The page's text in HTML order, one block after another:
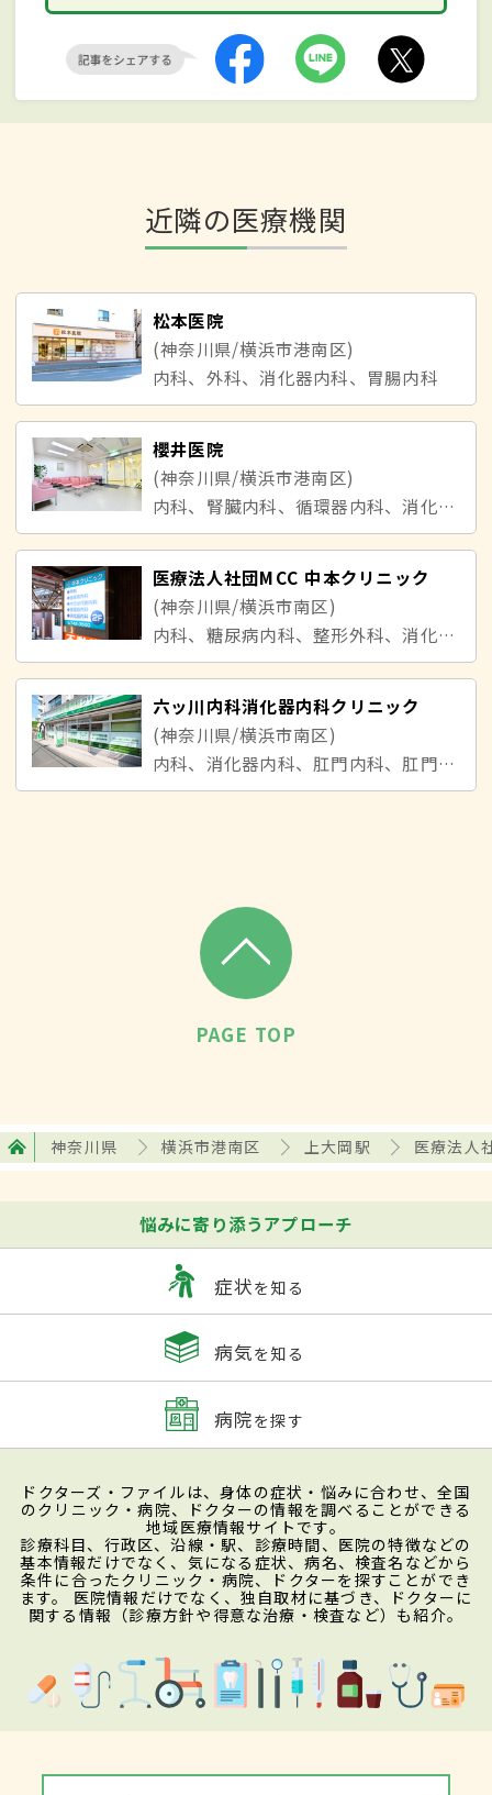
近隣の医療機関
松本医院
(神奈川県/横浜市港南区)
内科、外科、消化器内科、胃腸内科
櫻井医院
(神奈川県/横浜市港南区)
内科、腎臓内科、循環器内科、消化器内科
医療法人社団MCC 中本クリニック
(神奈川県/横浜市南区)
内科、糖尿病内科、整形外科、消化器内科、内分泌・代謝内科
六ッ川内科消化器内科クリニック
(神奈川県/横浜市南区)
内科、消化器内科、肛門内科、肛門外科、外科
PAGE TOP
神奈川県 横浜市港南区 上大岡駅 医療法人
悩みに寄り添うアプローチ
症状を知る
病気を知る
病院を探す
ドクターズ・ファイルは、身体の症状・悩みに合わせ、全国
のクリニック・病院、ドクターの情報を調べることができる
地域医療情報サイトです。
診療科目、行政区、沿線・駅、診療時間、医院の特徴などの
基本情報だけでなく、気になる症状、病名、検査名などから
条件に合ったクリニック・病院、ドクターを探すことができ
ます。 医院情報だけでなく、独自取材に基づき、ドクターに
関する情報（診療方針や得意な治療・検査など）も紹介。